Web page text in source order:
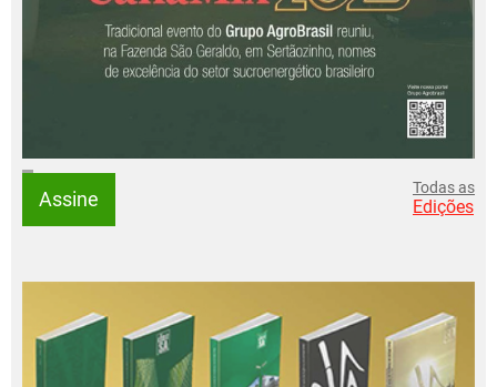
Assine Todas as
Edições